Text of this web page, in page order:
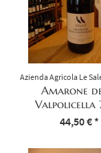
Azienda Agricola Le
Brugnoli, 11/C - 37022
(VR) Partita IVA
Amarone
Valpolicella
0.75 Liter(59,33 €
44,50 € *